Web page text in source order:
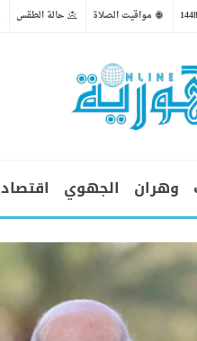
مواقيت الصلاة حالة الطقس
وهران الجهوي اقتصاد